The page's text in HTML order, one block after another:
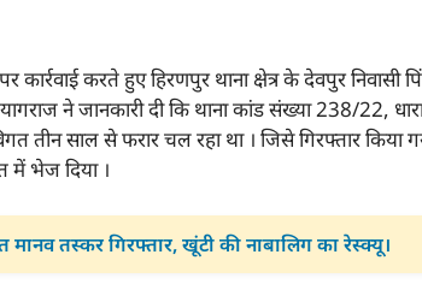
करते हुए हिरणपुर थाना क्षेत्र के देवपुर निवासी
ने जानकारी दी कि थाना कांड संख्या 238/22,
तीन साल से फरार चल रहा था । जिसे गिरफ्तार किया
में भेज दिया ।
मानव तस्कर गिरफ्तार, खूंटी की नाबालिग का रेस्क्यू।